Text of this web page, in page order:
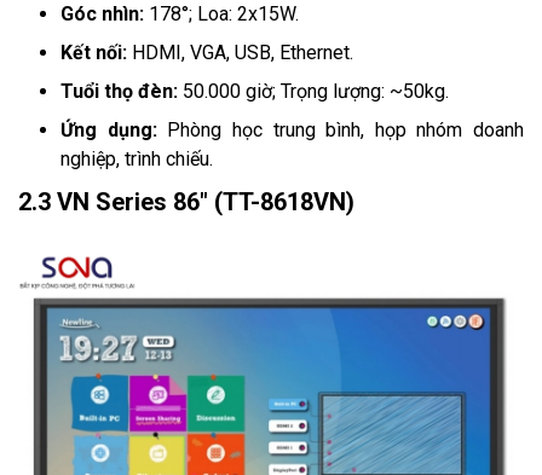
Góc nhìn: 178°; Loa: 2x15W.
Kết nối: HDMI, VGA, USB, Ethernet.
Tuổi thọ đèn: 50.000 giờ; Trọng lượng: ~50kg.
Ứng dụng:Phòng học trung bình, họp nhóm doanh
nghiệp, trình chiếu.
2.3 VN Series 86" (TT-8618VN)